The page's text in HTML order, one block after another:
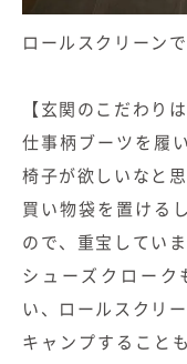
ロールスクリーン
【玄関のこだわりは
仕事柄ブーツを履
椅子が欲しいなと
買い物袋を置ける
ので、重宝していま
シューズクローク
い、ロールスクリ
キャンプすること